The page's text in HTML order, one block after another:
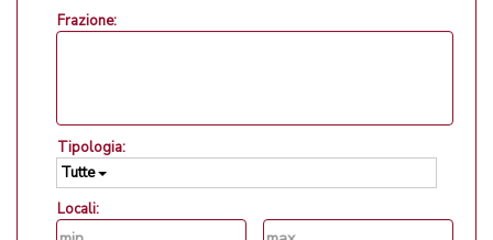
Frazione:
Tipologia:
Tutte
Locali: